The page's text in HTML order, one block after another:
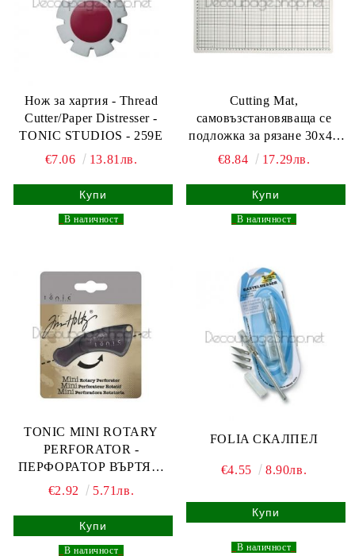
Нож за хартия - Thread
Cutter/Paper Distresser -
TONIC STUDIOS - 259E
€7.06
13.81лв.
В наличност
Cutting Mat,
самовъзстановяваща се
подложка за рязане 30x45
cm, 1 брой
€8.84 17.29лв.
В наличност
TONIC MINI ROTARY
PERFORATOR -
ПЕРФОРАТОР ВЪРТЯЩ
КРЪГЪЛ 251E
€2.92 5.71лв.
В наличност
FOLIA СКАЛПЕЛ
€4.55 8.90лв.
В наличност